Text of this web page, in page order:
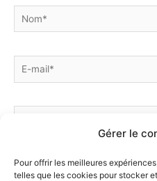
Gérer le
Pour offrir les meilleures
telles que les cookies pour stocker
Nom*
E-
mail*
Site
Enregistrer mon nom, mon